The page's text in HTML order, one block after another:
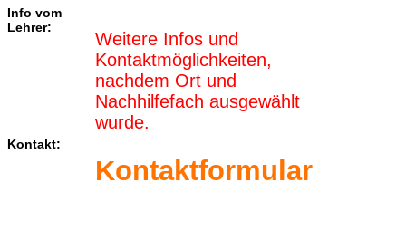
Info vom
Lehrer:
Weitere Infos und
Kontaktmöglichkeiten,
nachdem Ort und
Nachhilfefach ausgewählt
wurde.
Kontakt:
Kontaktformular